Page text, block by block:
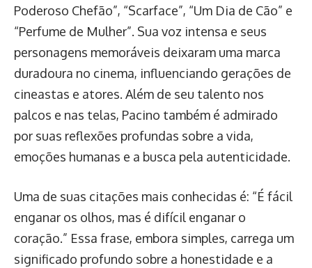
Poderoso Chefão”, “Scarface”, “Um Dia de Cão” e
“Perfume de Mulher”. Sua voz intensa e seus
personagens memoráveis deixaram uma marca
duradoura no cinema, influenciando gerações de
cineastas e atores. Além de seu talento nos
palcos e nas telas, Pacino também é admirado
por suas reflexões profundas sobre a vida,
emoções humanas e a busca pela autenticidade.
Uma de suas citações mais conhecidas é: “É fácil
enganar os olhos, mas é difícil enganar o
coração.” Essa frase, embora simples, carrega um
significado profundo sobre a honestidade e a